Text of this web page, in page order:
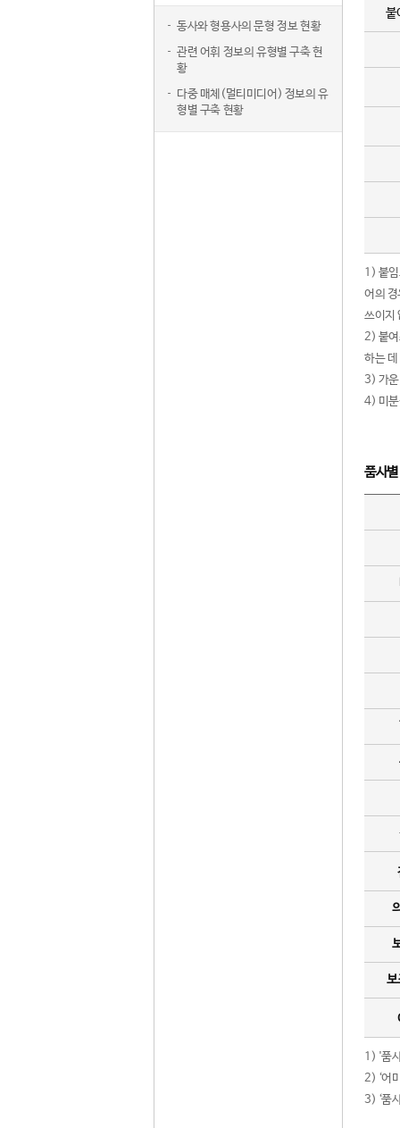
동사와 형용사의 문형 정보 현황
관련 어휘 정보의 유형별 구축 현
황
다중 매체(멀티미디어) 정보의 유
형별 구축 현황
붙
1) 붙
어의
쓰이지
2) 붙여
하는
3) 가운
4) 미분
품사
보
1) '품
2) ‘어
3) ‘품